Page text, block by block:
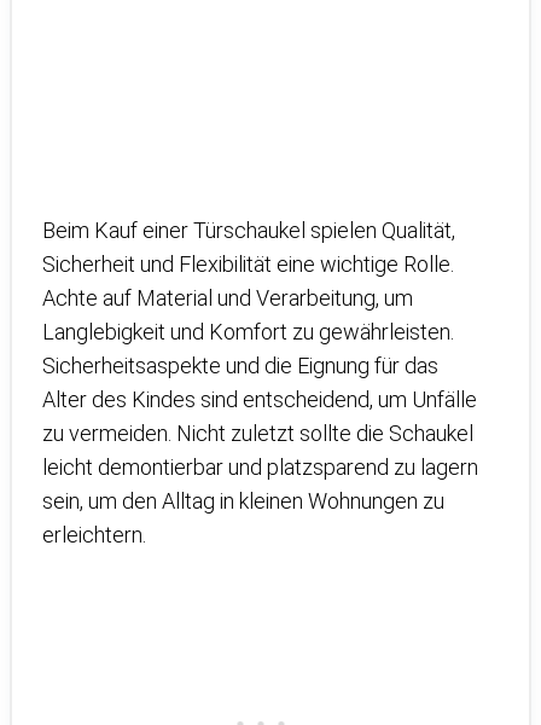
Beim Kauf einer Türschaukel spielen Qualität,
Sicherheit und Flexibilität eine wichtige Rolle.
Achte auf Material und Verarbeitung, um
Langlebigkeit und Komfort zu gewährleisten.
Sicherheitsaspekte und die Eignung für das
Alter des Kindes sind entscheidend, um Unfälle
zu vermeiden. Nicht zuletzt sollte die Schaukel
leicht demontierbar und platzsparend zu lagern
sein, um den Alltag in kleinen Wohnungen zu
erleichtern.